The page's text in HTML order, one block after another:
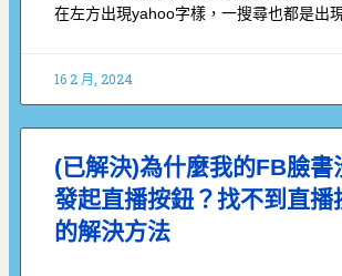
在左方出現yahoo字樣，一搜尋也都是出
16 2 月, 2024
(已解決)為什麼我的FB臉書
發起直播按鈕？找不到直播
的解決方法